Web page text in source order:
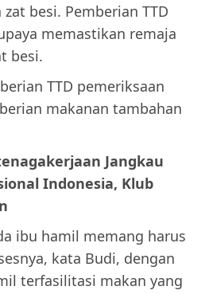
besi. Pemberian TTD
memastikan remaja
besi.
TTD pemeriksaan
makanan tambahan
Jangkau
Indonesia, Klub
ibu hamil memang harus
kata Budi, dengan
terfasilitasi makan yang